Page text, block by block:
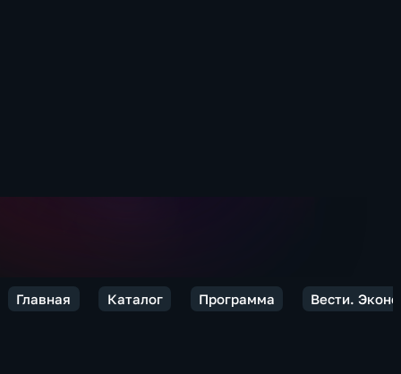
Главная Каталог Программа Вести.